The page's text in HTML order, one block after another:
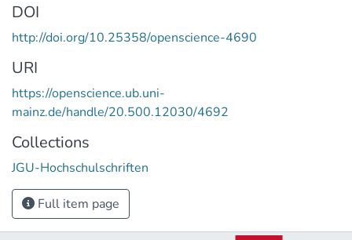
Frage beantworten, ob mittels elastographisch gezielter
Biopsien die Prostatakarzinom-Detektion im Vergleich zur
Goldstandard-Systembiopsie verbessert werden kann.
Material und Methode: 152 Patienten wurden in einer
prospektiven Studie einer 12-fachen Prostata-
Systembiopsie unterzogen. In Linksseitenlagerung wurde
dabei aus jedem der vordefinierten 6 Prostatasegmente
je 1 laterale und 1 mediale Stanze entnommen.
Elastographisch suspekte Areale wurden zusätzlich
gezielt biopsiert. Als statistisch signifikant wurde p<0,05
angenommen. Ergebnisse: Bei 62 der 152 Patienten
DOI
http://doi.org/10.25358/openscience-4690
URI
https://openscience.ub.uni-
mainz.de/handle/20.500.12030/4692
Collections
JGU-Hochschulschriften
Full item page